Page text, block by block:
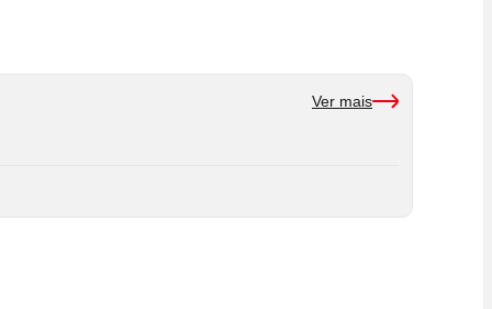
Ver mais